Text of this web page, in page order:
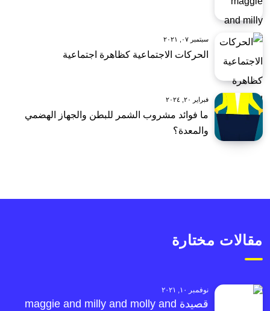
سبتمبر ٠٧, ٢٠٢١
الحركات الاجتماعية كظاهرة اجتماعية
فبراير ٢٠, ٢٠٢٤
ما فوائد مشروب الشمر للبطن والجهاز الهضمي
والمعدة؟
مقالات مختارة
نوفمبر ١٠, ٢٠٢١
قصيدة maggie and milly and molly and